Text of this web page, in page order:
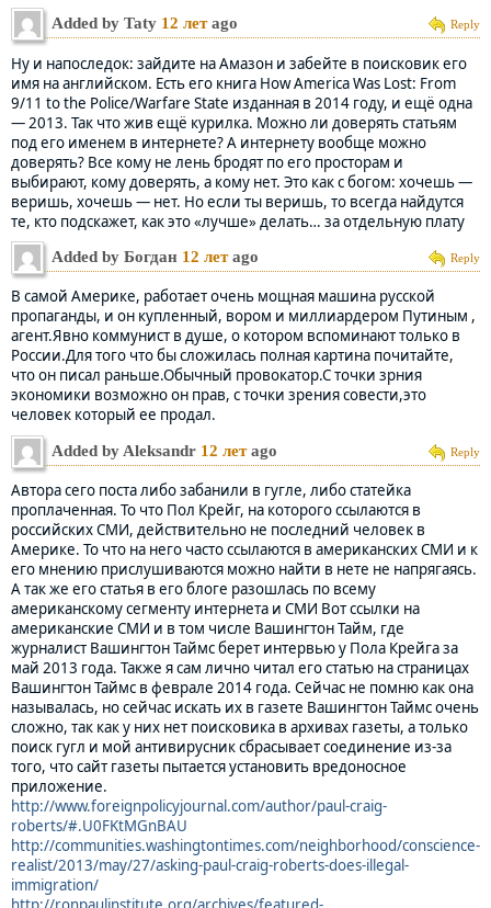
Reply
Added by Taty 12 летago
Ну и напоследок: зайдите на Амазон и забейте в поисковик его
имя на английском. Есть его книга How America Was Lost: From
9/11 to the Police/Warfare State изданная в 2014 году, и ещё одна
— 2013. Так что жив ещё курилка. Можно ли доверять статьям
под его именем в интернете? А интернету вообще можно
доверять? Все кому не лень бродят по его просторам и
выбирают, кому доверять, а кому нет. Это как с богом: хочешь —
веришь, хочешь — нет. Но если ты веришь, то всегда найдутся
те, кто подскажет, как это «лучше» делать… за отдельную плату
Reply
Added by Богдан 12 летago
В самой Америке, работает очень мощная машина русской
пропаганды, и он купленный, вором и миллиардером Путиным ,
агент.Явно коммунист в душе, о котором вспоминают только в
России.Для того что бы сложилась полная картина почитайте,
что он писал раньше.Обычный провокатор.С точки зрния
экономики возможно он прав, с точки зрения совести,это
человек который ее продал.
Reply
Added by Aleksandr 12 летago
Автора сего поста либо забанили в гугле, либо статейка
проплаченная. То что Пол Крейг, на которого ссылаются в
российских СМИ, действительно не последний человек в
Америке. То что на него часто ссылаются в американских СМИ и к
его мнению прислушиваются можно найти в нете не напрягаясь.
А так же его статья в его блоге разошлась по всему
американскому сегменту интернета и СМИ Вот ссылки на
американские СМИ и в том числе Вашингтон Тайм, где
журналист Вашингтон Таймс берет интервью у Пола Крейга за
май 2013 года. Также я сам лично читал его статью на страницах
Вашингтон Таймс в феврале 2014 года. Сейчас не помню как она
называлась, но сейчас искать их в газете Вашингтон Таймс очень
сложно, так как у них нет поисковика в архивах газеты, а только
поиск гугл и мой антивирусник сбрасывает соединение из-за
того, что сайт газеты пытается установить вредоносное
приложение.
http://www.foreignpolicyjournal.com/author/paul-craig-
roberts/#.U0FKtMGnBAU
http://communities.washingtontimes.com/neighborhood/conscience-
realist/2013/may/27/asking-paul-craig-roberts-does-illegal-
immigration/